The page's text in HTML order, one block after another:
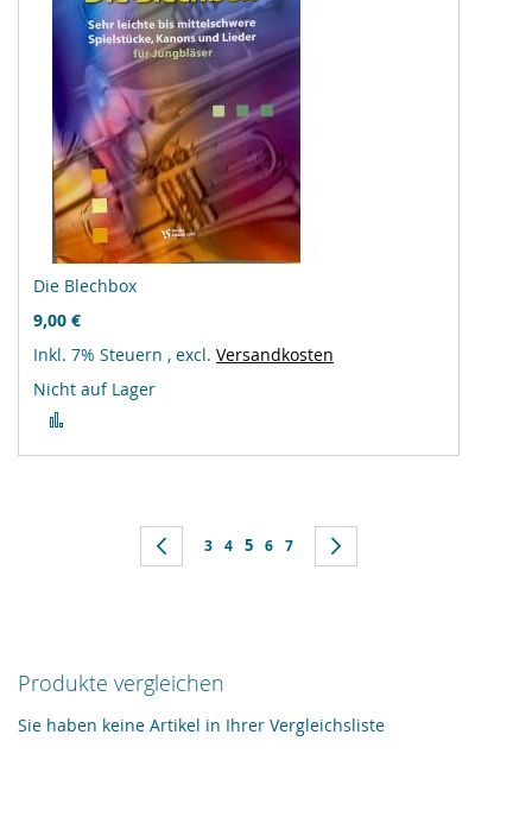
Die Blechbox
9,00 €
Inkl. 7% Steuern , excl. Versandkosten
Nicht auf Lager
hinzufügen
Seite
Seite
Zurück
Seite
3 Seite
4 Sie lesen gerade Seite
5 Seite
6 Seite
7
Produkte vergleichen
Sie haben keine Artikel in Ihrer Vergleichsliste